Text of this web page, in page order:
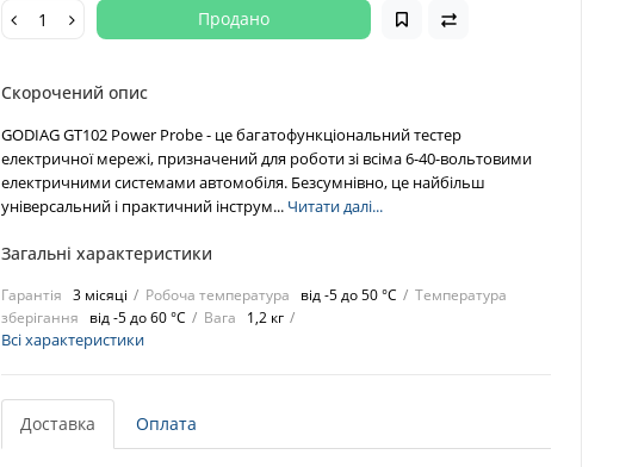
Продано
Скорочений опис
GODIAG GT102 Power Probe - це багатофункціональний тестер
електричної мережі, призначений для роботи зі всіма 6-40-вольтовими
електричними системами автомобіля. Безсумнівно, це найбільш
універсальний і практичний інструм... Читати далі...
Загальні характеристики
Гарантія 3 місяці Робоча температура від -5 до 50 °C
Температура
зберігання
від -5 до 60 °C Вага 1,2 кг
Всі характеристики
Доставка Оплата